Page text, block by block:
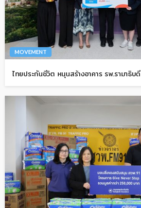
MOVEMENT
ไทยประกันชีวิต หนุนสร้างอาคาร รพ.รามาธิบดี